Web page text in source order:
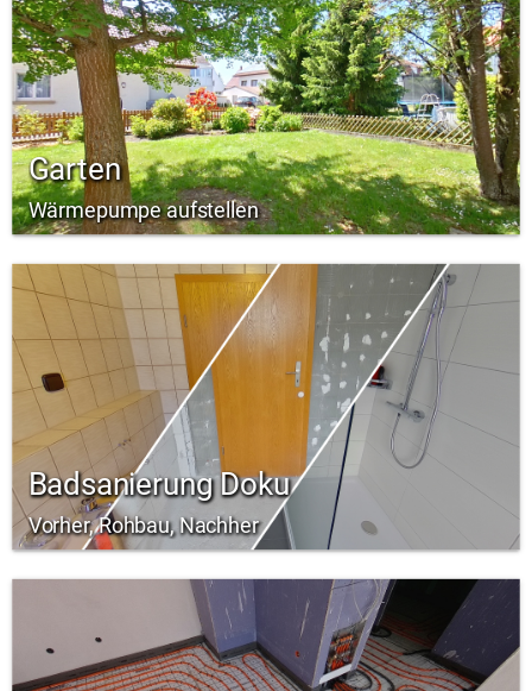
Garten
Wärmepumpe aufstellen
Badsanierung Doku
Vorher, Rohbau, Nachher